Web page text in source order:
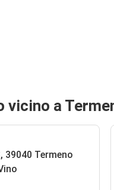
vicino a
39040 Termeno